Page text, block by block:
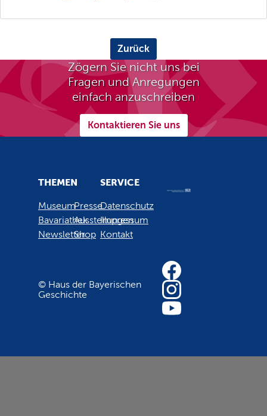
Zurück
Zögern Sie nicht uns bei
Fragen und Anregungen
einfach anzuschreiben
Kontaktieren Sie uns
THEMEN
Museum
Bavariathek
Newsletter
Presse
Ausstellungen
Shop
SERVICE
Datenschutz
Impressum
Kontakt
© Haus der Bayerischen
Geschichte